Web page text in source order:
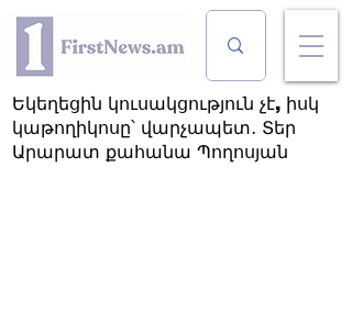
Եկեղեցին կուսակցություն չէ, իսկ
կաթողիկոսը՝ վարչապետ․ Տեր
Արարատ քահանա Պողոսյան